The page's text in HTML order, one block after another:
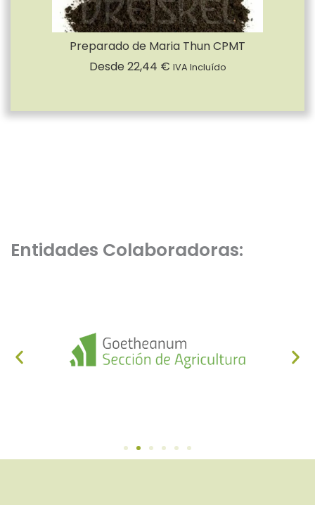
Preparado de Maria Thun CPMT
Desde 22,44 € IVA Incluído
Entidades Colaboradoras: